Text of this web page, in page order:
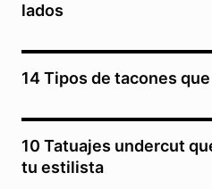
lados
14 Tipos de tacones
10 Tatuajes undercut
tu estilista